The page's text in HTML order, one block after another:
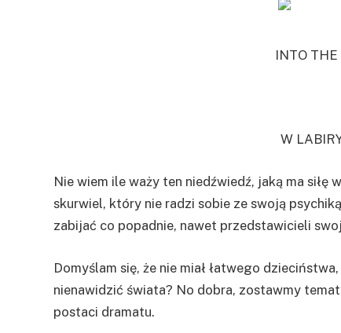
INTO
W
Nie wiem ile waży ten niedźwiedź, jaką ma
skurwiel, który nie radzi sobie ze swoją
zabijać co popadnie, nawet przedstawicieli
Domyślam się, że nie miał łatwego
nienawidzić świata? No dobra, zostawmy
postaci dramatu.